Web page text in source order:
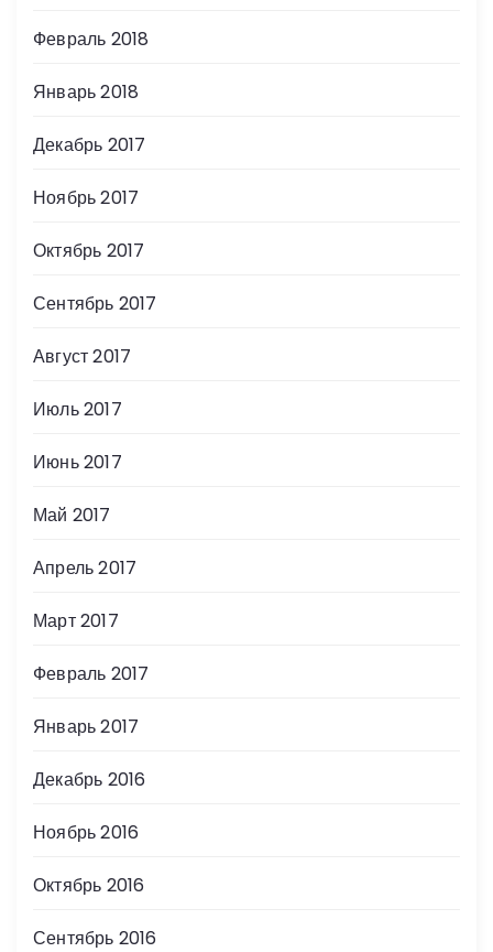
Февраль 2018
Январь 2018
Декабрь 2017
Ноябрь 2017
Октябрь 2017
Сентябрь 2017
Август 2017
Июль 2017
Июнь 2017
Май 2017
Апрель 2017
Март 2017
Февраль 2017
Январь 2017
Декабрь 2016
Ноябрь 2016
Октябрь 2016
Сентябрь 2016